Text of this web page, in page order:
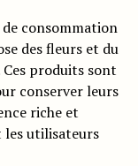
consommation
des fleurs et du
Ces produits sont
conserver leurs
riche et
les utilisateurs